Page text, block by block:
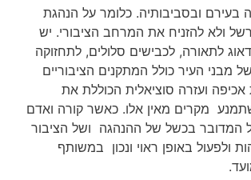
בעירם ובסביבותיה. כלומר על הנהגת
ולא להזניח את המרחב הציבורי. יש
לתאורה, לכבישים סלולים, לתחזוקה
מבני העיר כולל המתקנים הציבוריים
ועזרה סוציאלית הכוללת את
מקרים מאין אלו. כאשר קורה ואדם
המדובר בכשל של ההנהגה ושל הציבור
ולפעול באופן ראוי ונכון במשותף